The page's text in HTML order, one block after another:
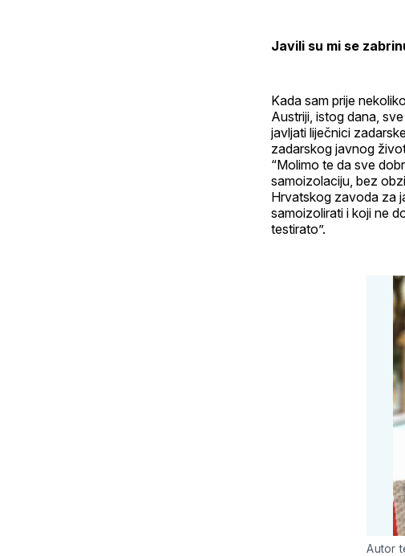
Javili su mi se
Kada sam prije
Austriji, istog dana,
javljati liječnici
zadarskog javnog
“Molimo te da sve
samoizolaciju, bez
Hrvatskog zavoda za
samoizolirati i koji ne
testirato”.
Autor